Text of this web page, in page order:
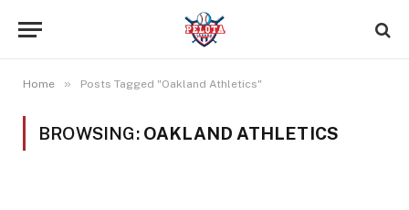
Home » Posts Tagged "Oakland Athletics"
BROWSING: OAKLAND ATHLETICS